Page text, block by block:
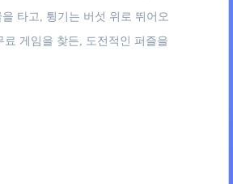
타고, 튕기는 버섯 위로 뛰어오
게임을 찾든, 도전적인 퍼즐을